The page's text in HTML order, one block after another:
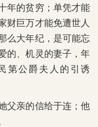
年的贫穷；单凭才能
财巨万才能免遭世人
么大年纪，是可能忘
的、机灵的妻子，年
第公爵夫人的引诱
父亲的信给于连；他